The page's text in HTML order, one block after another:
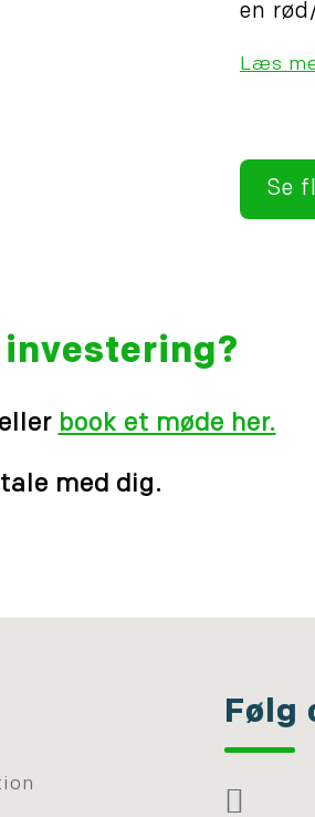
en
Læs
Se
eller book et møde her.
med dig.
Følg